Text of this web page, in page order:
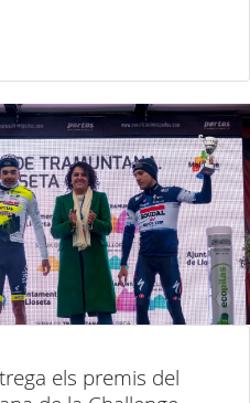
els premis del